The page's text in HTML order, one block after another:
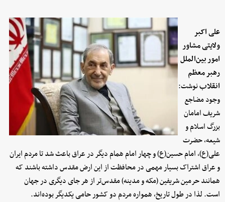
علی اکبر
ولایتی مشاور
امور بین‌الملل
رهبر معظم
انقلابنوشت:
وجود مضاجع
شریف امامان
بزرگ اسلام و
شیعه، حضرت
علی(ع)، امام حسین(ع) و چهار امام همام دیگر در عراق باعث شد تا مردم ایران
و عراق اشتراک بسیار مهمی در محافظت از این ارض مقدس داشته باشند که
همانند حرمین شریفین (مکه و مدینه) مقدس‌تر از هر جای دیگری در جهان
است. لذا در طول تاریخ، همواره مردم دو کشور حامی یکدیگر بوده‌اند.